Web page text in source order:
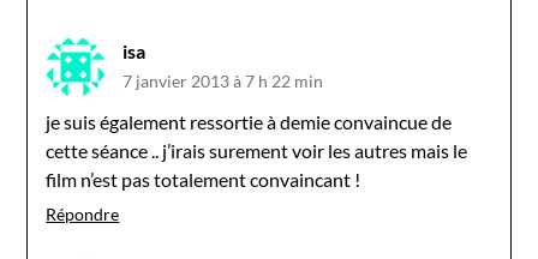
isa
7 janvier 2013 à 7 h 22 min
je suis également ressortie à demie convaincue de
cette séance .. j’irais surement voir les autres mais le
film n’est pas totalement convaincant !
Répondre